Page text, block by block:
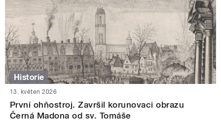
Historie
13. květen 2026
První ohňostroj. Završil korunovaci obrazu
Černá Madona od sv. Tomáše